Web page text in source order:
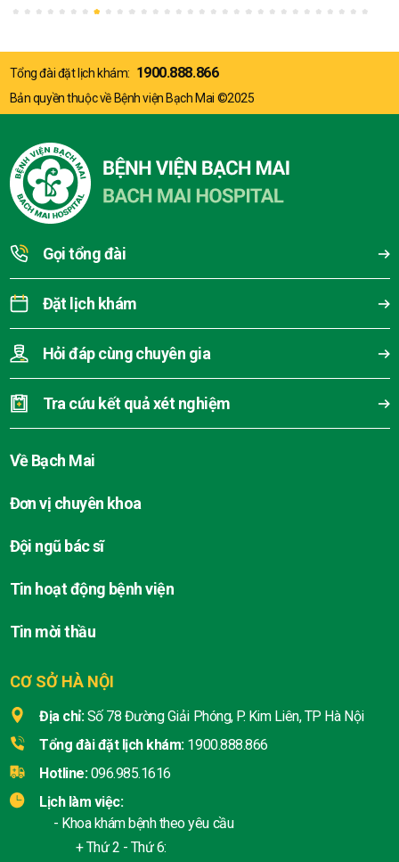
Tổng đài đặt lịch khám: 1900.888.866
Bản quyền thuộc về Bệnh viện Bạch Mai ©2025
CƠ SỞ HÀ NỘI
Địa chỉ: Số 78 Đường Giải Phóng, P. Kim Liên, TP Hà Nội
Tổng đài đặt lịch khám: 1900.888.866
Hotline: 096.985.1616
Lịch làm việc:
- Khoa khám bệnh theo yêu cầu
+ Thứ 2 - Thứ 6:
Gọi tổng đài
Đặt lịch khám
Hỏi đáp cùng chuyên gia
Tra cứu kết quả xét nghiệm
Về Bạch Mai
Đơn vị chuyên khoa
Đội ngũ bác sĩ
Tin hoạt động bệnh viện
Tin mời thầu